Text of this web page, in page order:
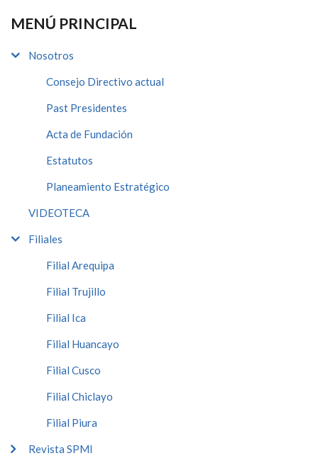
MENÚ PRINCIPAL
Nosotros
Consejo Directivo actual
Past Presidentes
Acta de Fundación
Estatutos
Planeamiento Estratégico
VIDEOTECA
Filiales
Filial Arequipa
Filial Trujillo
Filial Ica
Filial Huancayo
Filial Cusco
Filial Chiclayo
Filial Piura
Revista SPMI